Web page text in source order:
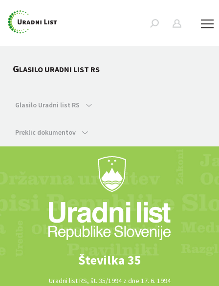
GLASILO URADNI LIST RS
Glasilo Uradni list RS
Preklic dokumentov
Številka 35
Uradni list RS, št. 35/1994 z dne 17. 6. 1994